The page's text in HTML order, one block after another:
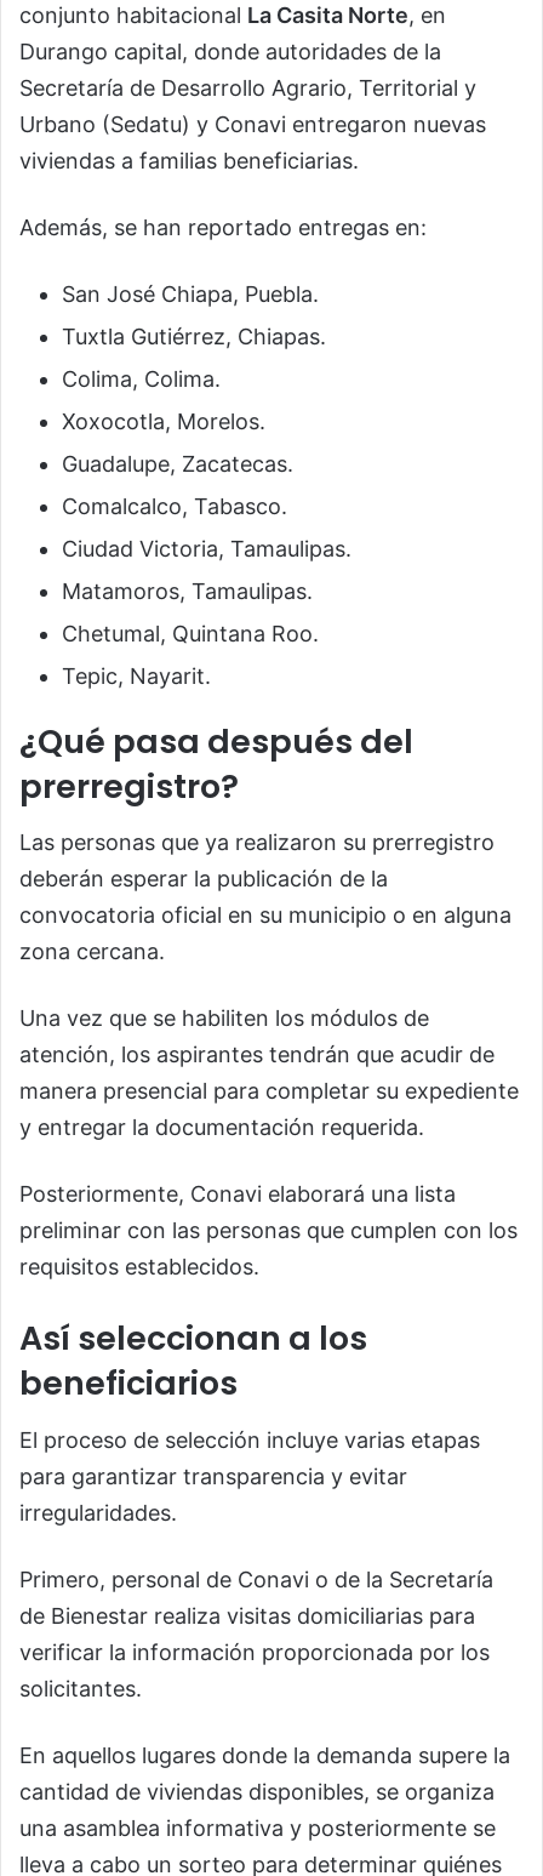
conjunto habitacional La Casita Norte, en
Durango capital, donde autoridades de la
Secretaría de Desarrollo Agrario, Territorial y
Urbano (Sedatu) y Conavi entregaron nuevas
viviendas a familias beneficiarias.
Además, se han reportado entregas en:
San José Chiapa, Puebla.
Tuxtla Gutiérrez, Chiapas.
Colima, Colima.
Xoxocotla, Morelos.
Guadalupe, Zacatecas.
Comalcalco, Tabasco.
Ciudad Victoria, Tamaulipas.
Matamoros, Tamaulipas.
Chetumal, Quintana Roo.
Tepic, Nayarit.
¿Qué pasa después del
prerregistro?
Las personas que ya realizaron su prerregistro
deberán esperar la publicación de la
convocatoria oficial en su municipio o en alguna
zona cercana.
Una vez que se habiliten los módulos de
atención, los aspirantes tendrán que acudir de
manera presencial para completar su expediente
y entregar la documentación requerida.
Posteriormente, Conavi elaborará una lista
preliminar con las personas que cumplen con los
requisitos establecidos.
Así seleccionan a los
beneficiarios
El proceso de selección incluye varias etapas
para garantizar transparencia y evitar
irregularidades.
Primero, personal de Conavi o de la Secretaría
de Bienestar realiza visitas domiciliarias para
verificar la información proporcionada por los
solicitantes.
En aquellos lugares donde la demanda supere la
cantidad de viviendas disponibles, se organiza
una asamblea informativa y posteriormente se
lleva a cabo un sorteo para determinar quiénes